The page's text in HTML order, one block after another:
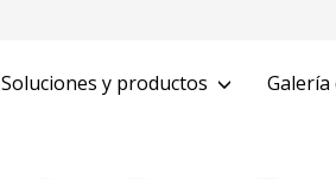
Soluciones y productos